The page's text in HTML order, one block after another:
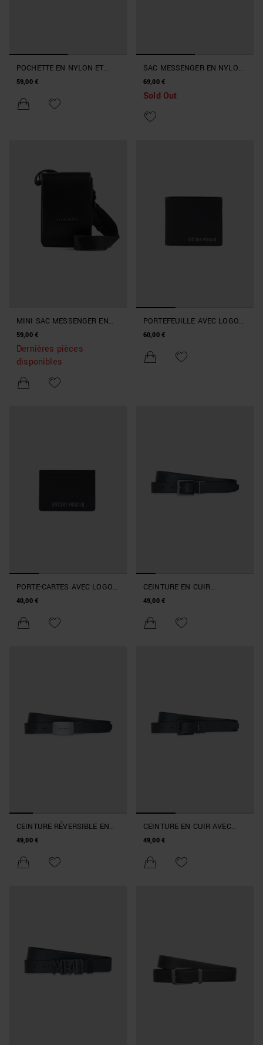
POCHETTE EN NYLON ET
SIMILICUIR
59,00 €
SAC MESSENGER EN NYLON
ET SIMILICUIR
69,00 €
Sold Out
MINI SAC MESSENGER EN
SIMILICUIR
59,00 €
Dernières pièces
disponibles
PORTEFEUILLE AVEC LOGO
MÉTALLIQUE
60,00 €
PORTE-CARTES AVEC LOGO
MÉTALLIQUE
40,00 €
CEINTURE EN CUIR
RÉVERSIBLE
49,00 €
CEINTURE RÉVERSIBLE EN
CUIR
49,00 €
CEINTURE EN CUIR AVEC
BOUCLE HAUTEUR 30MM
49,00 €